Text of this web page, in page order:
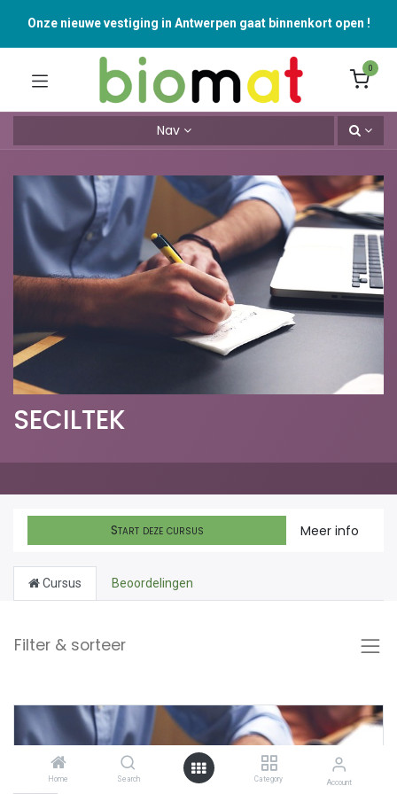
Home Search Category Account
Onze nieuwe vestiging in Antwerpen gaat binnenkort open !
0
Nav
SECILTEK
Start deze cursus Meer info
Cursus Beoordelingen
Filter & sorteer